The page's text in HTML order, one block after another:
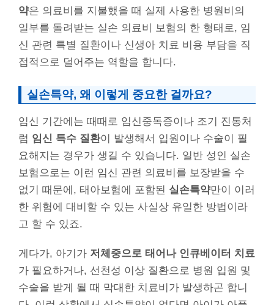
약은 의료비를 지불했을 때 실제 사용한 병원비의
일부를 돌려받는 실손 의료비 보험의 한 형태로, 임
신 관련 특별 질환이나 신생아 치료 비용 부담을 직
접적으로 덜어주는 역할을 합니다.
실손특약, 왜 이렇게 중요한 걸까요?
임신 기간에는 때때로 임신중독증이나 조기 진통처
럼 임신 특수 질환이 발생해서 입원이나 수술이 필
요해지는 경우가 생길 수 있습니다. 일반 성인 실손
보험으로는 이런 임신 관련 의료비를 보장받을 수
없기 때문에, 태아보험에 포함된 실손특약만이 이러
한 위험에 대비할 수 있는 사실상 유일한 방법이라
고 할 수 있죠.
게다가, 아기가 저체중으로 태어나 인큐베이터 치료
가 필요하거나, 선천성 이상 질환으로 병원 입원 및
수술을 받게 될 때 막대한 치료비가 발생하곤 합니